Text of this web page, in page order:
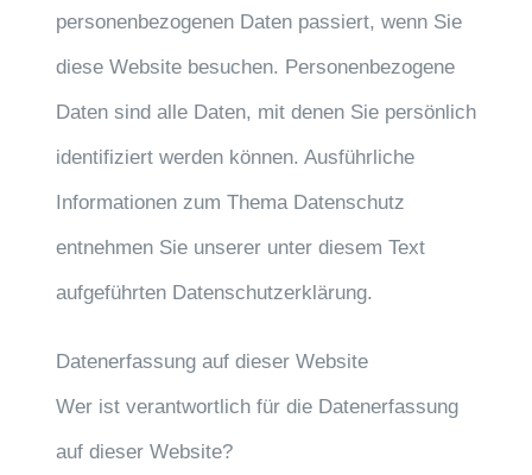
personenbezogenen Daten passiert, wenn Sie
diese Website besuchen. Personenbezogene
Daten sind alle Daten, mit denen Sie persönlich
identifiziert werden können. Ausführliche
Informationen zum Thema Datenschutz
entnehmen Sie unserer unter diesem Text
aufgeführten Datenschutzerklärung.
Datenerfassung auf dieser Website
Wer ist verantwortlich für die Datenerfassung
auf dieser Website?